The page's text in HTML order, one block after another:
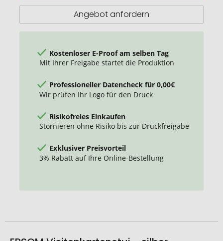
Angebot anfordern
Kostenloser E-Proof am selben Tag
Mit Ihrer Freigabe startet die Produktion
Professioneller Datencheck für 0,00€
Wir prüfen Ihr Logo für den Druck
Risikofreies Einkaufen
Stornieren ohne Risiko bis zur Druckfreigabe
Exklusiver Preisvorteil
3% Rabatt auf Ihre Online-Bestellung